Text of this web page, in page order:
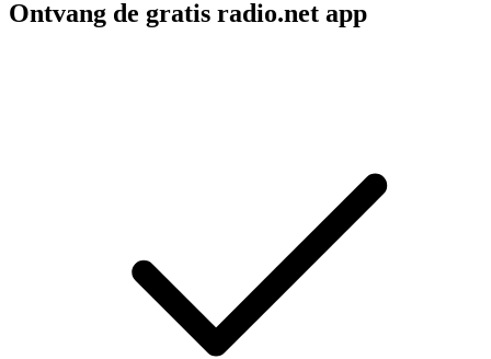
Ontvang de gratis radio.net app